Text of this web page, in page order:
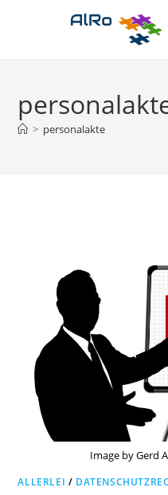
> personalakte
Image by Gerd
ALLERLEI /